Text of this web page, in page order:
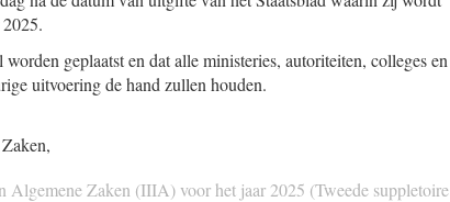
geplaatst en dat alle ministeries, autoriteiten, colleges en
uitvoering de hand zullen houden.
Algemene Zaken (IIIA) voor het jaar 2025 (Tweede suppletoire